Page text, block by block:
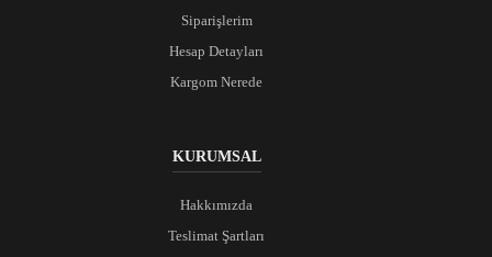
Siparişlerim
Hesap Detayları
Kargom Nerede
KURUMSAL
Hakkımızda
Teslimat Şartları